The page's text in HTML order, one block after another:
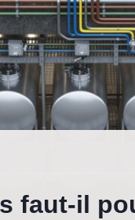
faut-il